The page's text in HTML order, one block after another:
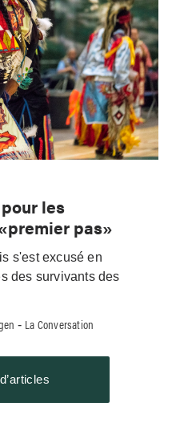
les
pas»
s'est excusé en
des survivants des
- La Conversation